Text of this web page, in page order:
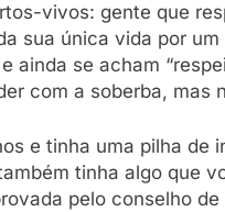
vivos: gente que
sua única vida por
ainda se acham
com a soberba, mas
e tinha uma pilha de
tinha algo que
pelo conselho